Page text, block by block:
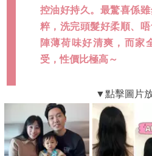
控油好持久。最驚喜係
粹，洗完頭髮好柔順、
陣薄荷味好清爽，而家
受，性價比極高～